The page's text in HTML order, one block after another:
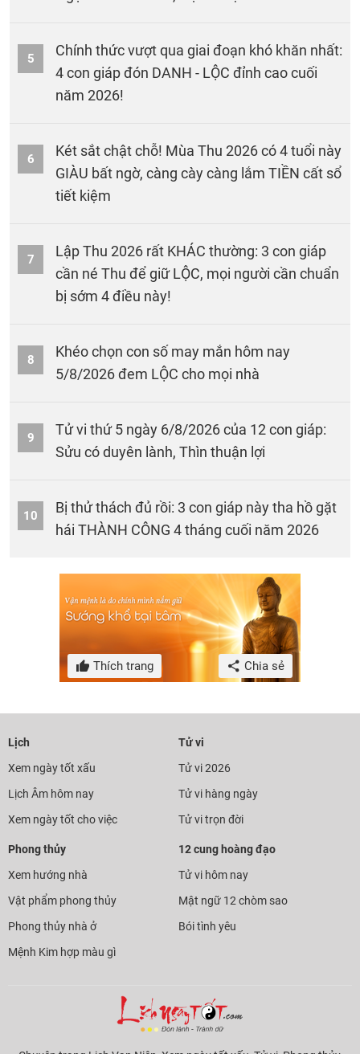
5
Chính thức vượt qua giai đoạn khó khăn nhất:
4 con giáp đón DANH - LỘC đỉnh cao cuối
năm 2026!
6
Két sắt chật chỗ! Mùa Thu 2026 có 4 tuổi này
GIÀU bất ngờ, càng cày càng lắm TIỀN cất sổ
tiết kiệm
7
Lập Thu 2026 rất KHÁC thường: 3 con giáp
cần né Thu để giữ LỘC, mọi người cần chuẩn
bị sớm 4 điều này!
8
Khéo chọn con số may mắn hôm nay
5/8/2026 đem LỘC cho mọi nhà
9
Tử vi thứ 5 ngày 6/8/2026 của 12 con giáp:
Sửu có duyên lành, Thìn thuận lợi
10
Bị thử thách đủ rồi: 3 con giáp này tha hồ gặt
hái THÀNH CÔNG 4 tháng cuối năm 2026
Thích trang Chia sẻ
Lịch
Xem ngày tốt xấu
Lịch Âm hôm nay
Xem ngày tốt cho việc
Tử vi
Tử vi 2026
Tử vi hàng ngày
Tử vi trọn đời
Phong thủy
Xem hướng nhà
Vật phẩm phong thủy
Phong thủy nhà ở
Mệnh Kim hợp màu gì
12 cung hoàng đạo
Tử vi hôm nay
Mật ngữ 12 chòm sao
Bói tình yêu